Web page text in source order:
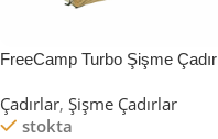
FreeCamp Turbo Şişme Çadır
Çadırlar, Şişme Çadırlar
stokta